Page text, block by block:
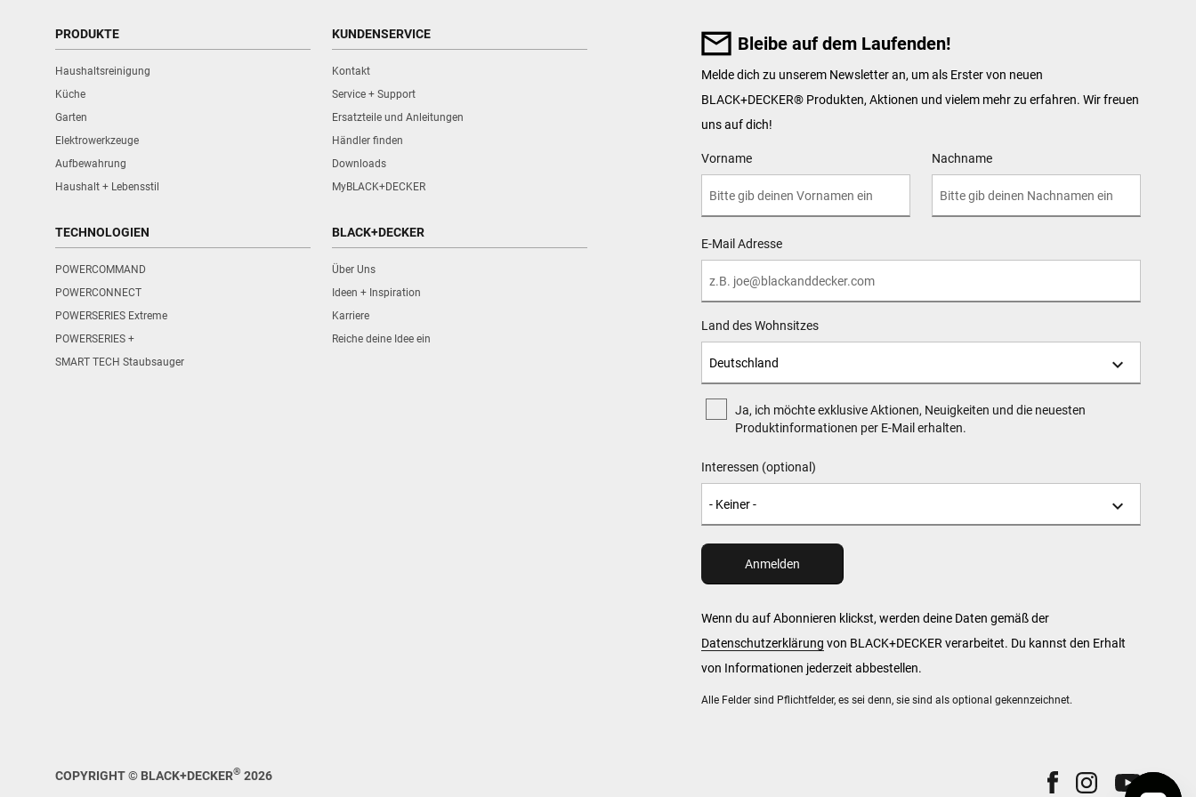
PRODUKTE
Haushaltsreinigung
Küche
Garten
Elektrowerkzeuge
Aufbewahrung
Haushalt + Lebensstil
KUNDENSERVICE
Kontakt
Service + Support
Ersatzteile und Anleitungen
Händler finden
Downloads
MyBLACK+DECKER
TECHNOLOGIEN
POWERCOMMAND
POWERCONNECT
POWERSERIES Extreme
POWERSERIES +
SMART TECH Staubsauger
BLACK+DECKER
Über Uns
Ideen + Inspiration
Karriere
Reiche deine Idee ein
Bleibe auf dem Laufenden!
Alle Felder sind Pflichtfelder, es sei denn, sie sind als optional gekennzeichnet.
Melde dich zu unserem Newsletter an, um als Erster von neuen
BLACK+DECKER®Produkten, Aktionen und vielem mehr zu erfahren. Wir freuen
uns auf dich!
User Details
Vorname Nachname
E-Mail Adresse
Land des Wohnsitzes
Ja, ich möchte exklusive Aktionen, Neuigkeiten und die neuesten
Produktinformationen per E-Mail erhalten.
Interessen (optional)
Wenn du auf Abonnieren klickst, werden deine Daten gemäß der
Datenschutzerklärung von BLACK+DECKER verarbeitet. Du kannst den Erhalt
von Informationen jederzeit abbestellen.
COPYRIGHT © BLACK+DECKER® 2026